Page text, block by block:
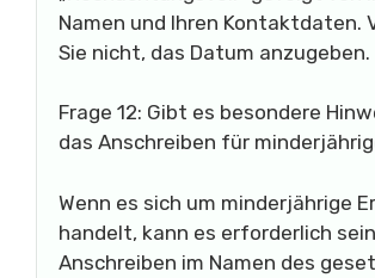
Namen und Ihren Kontaktdaten.
Sie nicht, das Datum anzugeben.
Frage 12: Gibt es besondere
das Anschreiben für
Wenn es sich um minderjährige
handelt, kann es erforderlich
Anschreiben im Namen des